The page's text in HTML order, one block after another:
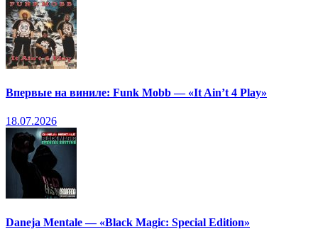
Впервые на виниле: Funk Mobb — «It Ain’t 4 Play»
18.07.2026
Daneja Mentale — «Black Magic: Special Edition»